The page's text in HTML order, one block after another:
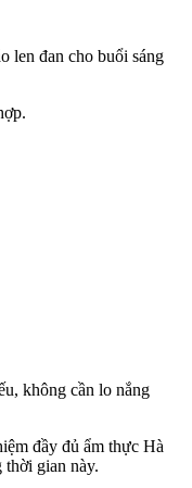
len đan cho buổi sáng
không cần lo nắng
đầy đủ ẩm thực Hà
thời gian này.